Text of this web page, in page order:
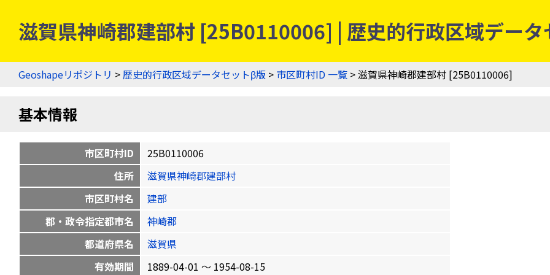
滋賀県神崎郡建部村 [25B0110006] | 歴史的行政区域デー
Geoshapeリポジトリ >歴史的行政区域データセットβ版 > 市区町村ID 一覧 > 滋賀県神崎郡建部村 [25B0110006]
基本情報
市区町村ID
25B0110006
住所
滋賀県神崎郡建部村
市区町村名
建部
郡・政令指定都市名
神崎郡
都道府県名
滋賀県
有効期間
1889-04-01 〜 1954-08-15